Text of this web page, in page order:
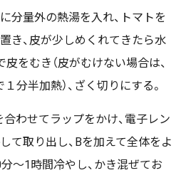
分量外の熱湯を入れ、トマトを
き、皮が少しめくれてきたら水
皮をむき（皮がむけない場合は、
分半加熱）、ざく切りにする。
合わせてラップをかけ、電子レン
て取り出し、Bを加えて全体をよ
～1時間冷やし、かき混ぜてお